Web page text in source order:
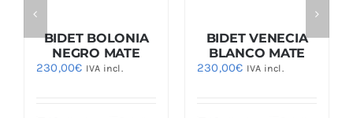
BIDET BOLONIA
NEGRO MATE
230,00€ IVA incl.
BIDET VENECIA
BLANCO MATE
230,00€ IVA incl.